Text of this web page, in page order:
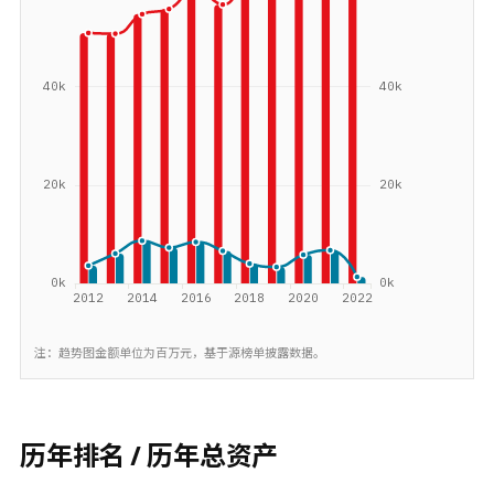
注：趋势图金额单位为百万元，基于源榜单披露数据。
历年排名 / 历年总资产